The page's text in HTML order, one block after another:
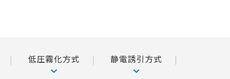
低圧霧化方式 静電誘引方式